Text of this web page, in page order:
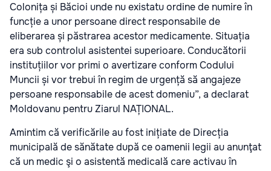
Colonița și Băcioi unde nu existatu ordine de numire în
funcție a unor persoane direct responsabile de
eliberarea și păstrarea acestor medicamente. Situația
era sub controlul asistentei superioare. Conducătorii
instituțiilor vor primi o avertizare conform Codului
Muncii și vor trebui în regim de urgență să angajeze
persoane responsabile de acest domeniu”, a declarat
Moldovanu pentru Ziarul NAȚIONAL.
Amintim că verificările au fost inițiate de Direcția
municipală de sănătate după ce oamenii legii au anunţat
că un medic şi o asistentă medicală care activau în